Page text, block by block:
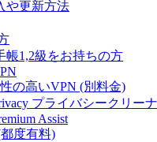
や更新方法
帳1,2級をお持ちの方
の高いVPN (別料金)
プライバシークリー
Assist
度有料)